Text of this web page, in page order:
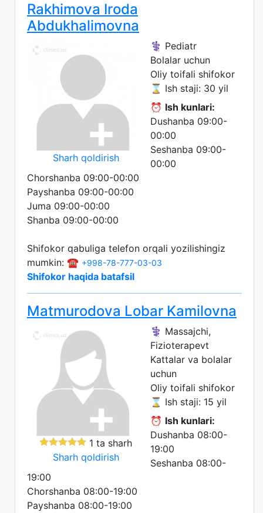
Rakhimova Iroda
Abdukhalimovna
Sharh qoldirish
⚕️ Pediatr
Bolalar uchun
Oliy toifali shifokor
⌛ Ish staji: 30 yil
⏰ Ish kunlari:
Dushanba 09:00-
00:00
Seshanba 09:00-
00:00
Chorshanba 09:00-00:00
Payshanba 09:00-00:00
Juma 09:00-00:00
Shanba 09:00-00:00
Shifokor qabuliga telefon orqali yozilishingiz
mumkin: ☎️ +998-78-777-03-03
Shifokor haqida batafsil
Matmurodova Lobar Kamilovna
1 ta sharh
Sharh qoldirish
⚕️ Massajchi,
Fizioterapevt
Kattalar va bolalar
uchun
Oliy toifali shifokor
⌛ Ish staji: 15 yil
⏰ Ish kunlari:
Dushanba 08:00-
19:00
Seshanba 08:00-
19:00
Chorshanba 08:00-19:00
Payshanba 08:00-19:00